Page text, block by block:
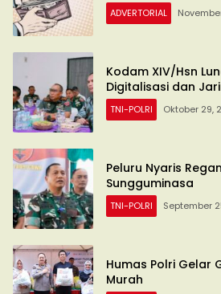
ADVERTORIAL
Kodam XIV/Hsn
Digitalisasi dan
TNI-POLRI Oktober 29,
Peluru Nyaris
Sungguminasa
TNI-POLRI September
Humas Polri Gelar
Murah